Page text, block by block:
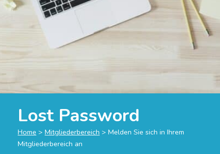
Lost Password
Home > Mitgliederbereich > Melden Sie sich in Ihrem
Mitgliederbereich an